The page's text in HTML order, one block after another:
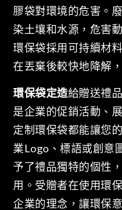
膠袋對環境的危害。
染土壤和水源，危害
環保袋採用可持續材
在丟棄後較快地降解
環保袋定造給贈送禮
是企業的促銷活動、
定制環保袋都能讓您
業Logo、標語或創意
予了禮品獨特的個性
用。受贈者在使用環
企業的理念，讓環保